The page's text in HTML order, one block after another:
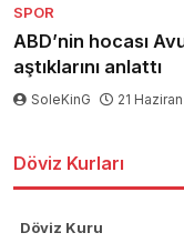
SPOR
ABD’nin hocası
aştıklarını anlattı
SoleKinG 21
Döviz Kurları
Döviz Kuru